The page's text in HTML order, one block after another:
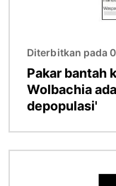
Diterbitkan pada
Pakar bantah
Wolbachia
depopulasi'